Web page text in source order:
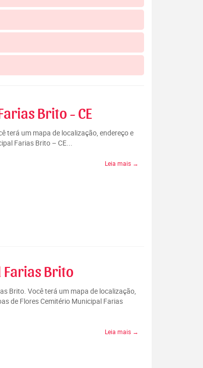
Brito - CE
terá um mapa de localização, endereço e
Farias Brito – CE...
Leia mais →
Farias Brito
Brito. Você terá um mapa de localização,
de Flores Cemitério Municipal Farias
Leia mais →